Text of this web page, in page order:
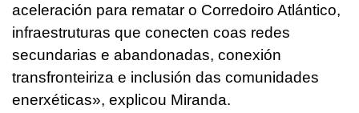
aceleración para rematar o Corredoiro Atlántico,
infraestruturas que conecten coas redes
secundarias e abandonadas, conexión
transfronteiriza e inclusión das comunidades
enerxéticas», explicou Miranda.